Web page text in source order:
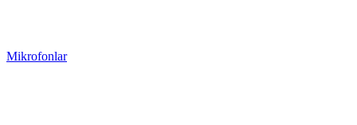
Mikrofonlar